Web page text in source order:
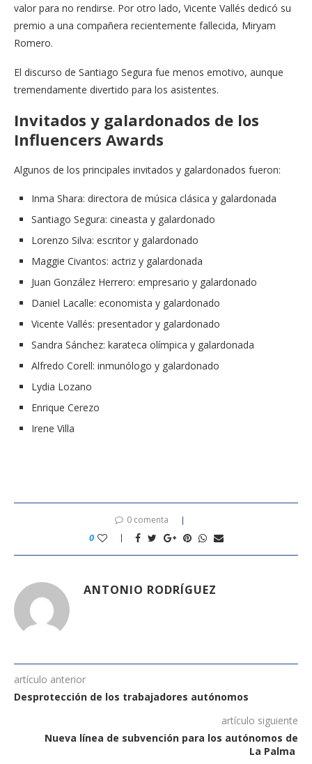
valor para no rendirse. Por otro lado, Vicente Vallés dedicó su
premio a una compañera recientemente fallecida, Miryam
Romero.
El discurso de Santiago Segura fue menos emotivo, aunque
tremendamente divertido para los asistentes.
Invitados y galardonados de los
Influencers Awards
Algunos de los principales invitados y galardonados fueron:
Inma Shara: directora de música clásica y galardonada
Santiago Segura: cineasta y galardonado
Lorenzo Silva: escritor y galardonado
Maggie Civantos: actriz y galardonada
Juan González Herrero: empresario y galardonado
Daniel Lacalle: economista y galardonado
Vicente Vallés: presentador y galardonado
Sandra Sánchez: karateca olímpica y galardonada
Alfredo Corell: inmunólogo y galardonado
Lydia Lozano
Enrique Cerezo
Irene Villa
0 comenta
0
ANTONIO RODRÍGUEZ
artículo anterior
Desprotección de los trabajadores autónomos
artículo siguiente
Nueva línea de subvención para los autónomos de
La Palma